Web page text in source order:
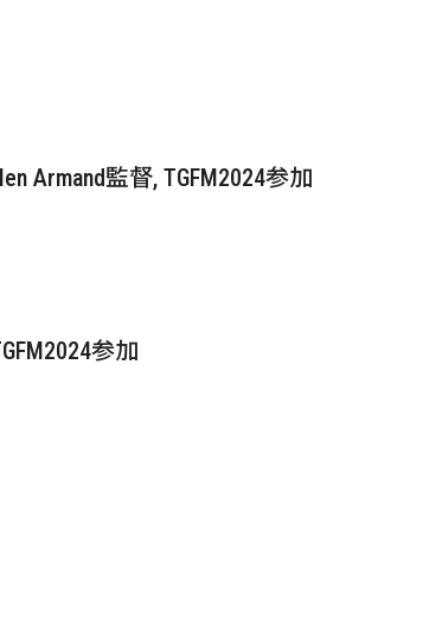
Armand監督, TGFM2024参加
参加